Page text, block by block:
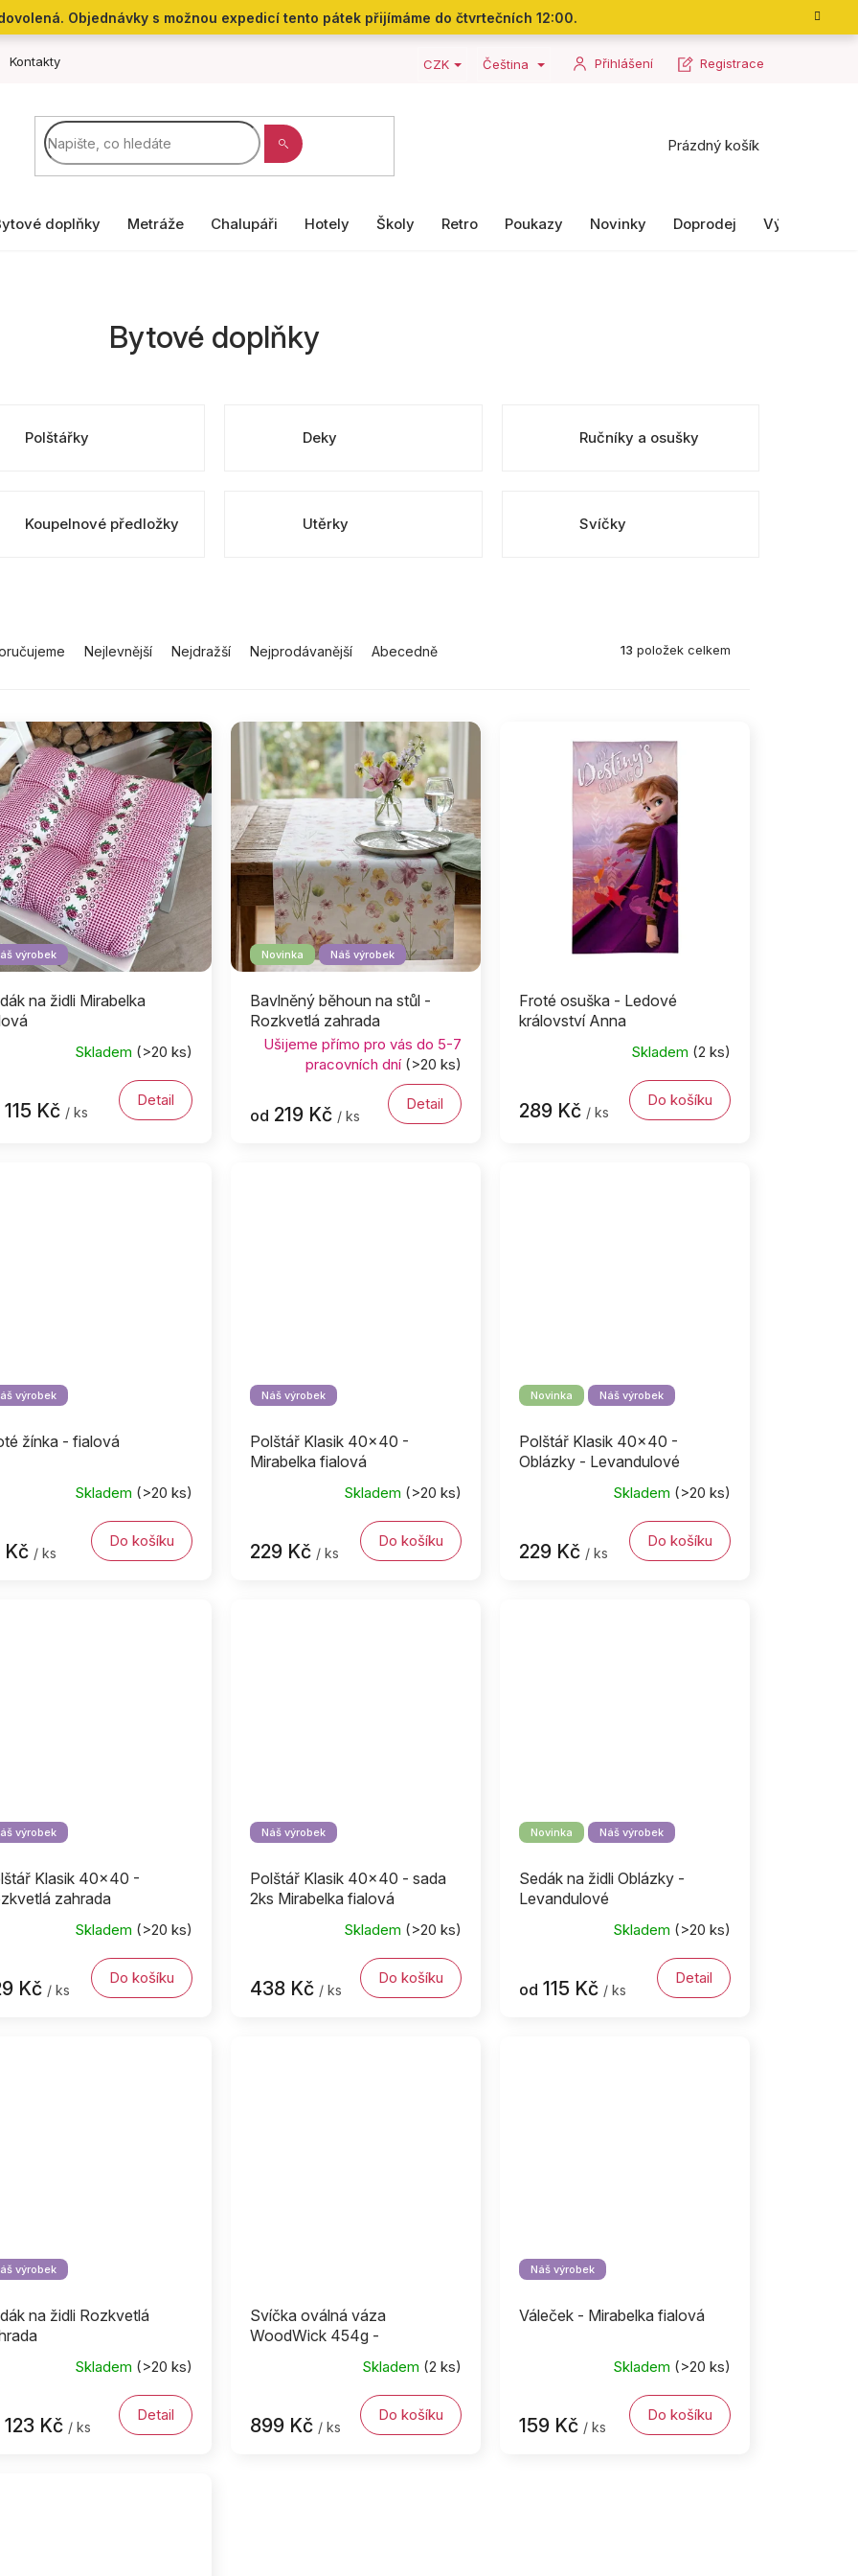
Objednávky s možnou expedicí tento pátek přijímáme do čtvrtečních 12:00.
Kontakty CZK Čeština Přihlášení Registrace
Nákupní
Prázdný košík
doplňky Metráže Chalupáři Hotely Školy Retro Poukazy Novinky Doprodej Výrobky II.
Bytové doplňky
Polštářky Deky Ručníky a osušky
Koupelnové předložky Utěrky Svíčky
Nejlevnější Nejdražší Nejprodávanější Abecedně 13 položek celkem
výrobek
na židli Mirabelka
Skladem (>20 ks)
115 Kč / ks
Detail
Novinka Náš výrobek
Bavlněný běhoun na stůl -
Rozkvetlá zahrada
Ušijeme přímo pro vás do 5-7
pracovních dní (>20 ks)
od 219 Kč / ks
Detail
Froté osuška - Ledové
království Anna
Skladem (2 ks)
289 Kč / ks
Do košíku
výrobek
žínka - fialová
Skladem (>20 ks)
Kč / ks
Do košíku
Náš výrobek
Polštář Klasik 40x40 -
Mirabelka fialová
Skladem (>20 ks)
229 Kč / ks
Do košíku
Novinka Náš výrobek
Polštář Klasik 40x40 -
Oblázky - Levandulové
Skladem (>20 ks)
229 Kč / ks
Do košíku
výrobek
Klasik 40x40 -
zahrada
Skladem (>20 ks)
Kč / ks
Do košíku
Náš výrobek
Polštář Klasik 40x40 - sada
2ks Mirabelka fialová
Skladem (>20 ks)
438 Kč / ks
Do košíku
Novinka Náš výrobek
Sedák na židli Oblázky -
Levandulové
Skladem (>20 ks)
od 115 Kč / ks
Detail
výrobek
na židli Rozkvetlá
Skladem (>20 ks)
123 Kč / ks
Detail
Svíčka oválná váza
WoodWick 454g -
Skladem (2 ks)
899 Kč / ks
Do košíku
Náš výrobek
Váleček - Mirabelka fialová
Skladem (>20 ks)
159 Kč / ks
Do košíku